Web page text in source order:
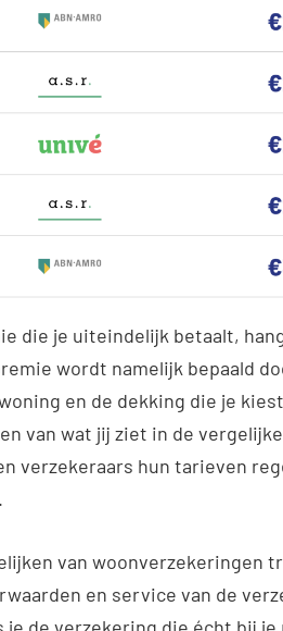
die je uiteindelijk betaalt,
wordt namelijk bepaald
en de dekking die je
van wat jij ziet in de
verzekeraars hun tarieven
van woonverzekeringen
en service van de